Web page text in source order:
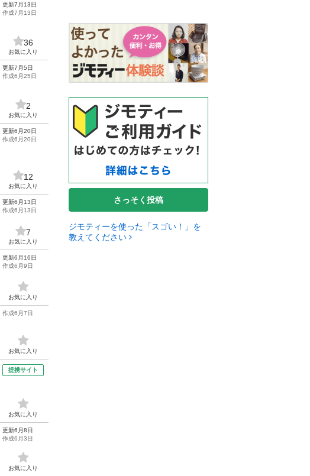
更新7月13日
作成7月13日
36
お気に入り
更新7月5日
作成6月25日
2
お気に入り
更新6月20日
作成6月20日
12
お気に入り
更新6月13日
作成6月13日
7
お気に入り
更新6月16日
作成6月9日
お気に入り
作成6月7日
お気に入り
提携サイト
お気に入り
更新6月8日
作成6月3日
お気に入り
さっそく投稿
ジモティーを使った「スゴい！」を
教えてください